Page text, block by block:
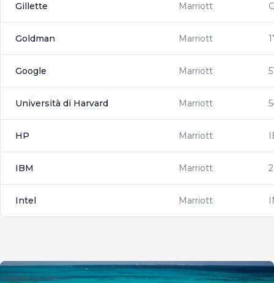
Gillette Marriott
Goldman Marriott
Google Marriott
Università di Harvard Marriott
HP Marriott
IBM Marriott
Intel Marriott